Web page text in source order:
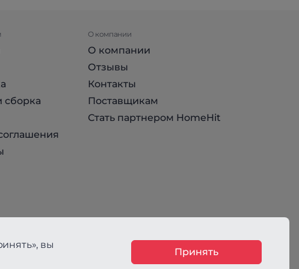
сборка
О компании
О компании
Отзывы
Контакты
Поставщикам
Стать партнером HomeHit
вы
Принять